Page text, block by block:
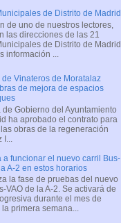
de Distrito de Madrid
de uno de nuestros lectores,
las direcciones de las 21
de Distrito de Madrid .
información ...
de Vinateros de Moratalaz
de mejora de espacios
de Gobierno del Ayuntamiento
ha aprobado el contrato para
obras de la regeneración
a funcionar el nuevo carril Bus-
A-2 en estos horarios
la fase de pruebas del nuevo
VAO de la A-2. Se activará de
durante el mes de
la primera semana...